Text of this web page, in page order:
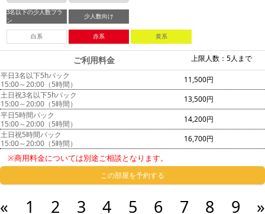
3名以下の少人数プラ
ン
少人数向け
白系 赤系 黄系
上限人数：5人まで
ご利用料金
平日3名以下5hパック
15:00～20:00（5時間）
11,500円
土日祝3名以下5hパック
15:00～20:00（5時間）
13,500円
平日5時間パック
15:00～20:00（5時間）
14,200円
土日祝5時間パック
15:00～20:00（5時間）
16,700円
※商用料金については別途ご相談となります。
この部屋を予約する
« 1 2 3 4 5 6 7 8 9 »